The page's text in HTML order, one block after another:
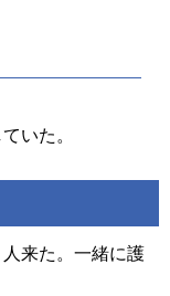
いた。
来た。一緒に護